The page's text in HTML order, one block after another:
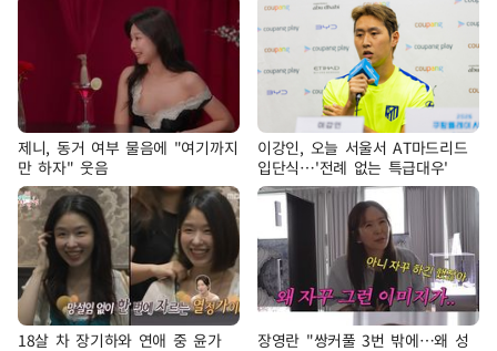
제니, 동거 여부 물음에 "여기까지
만 하자" 웃음
이강인, 오늘 서울서 AT마드리드
입단식…'전례 없는 특급대우'
18살 차 장기하와 연애 중 윤가
장영란 "쌍커풀 3번 밖에…왜 성